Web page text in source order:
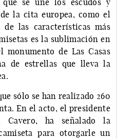
la cita europea, como el
las características más
es la sublimación en
de Las Casas
de estrellas que lleva la
sólo se han realizado 260
En el acto, el presidente
Cavero, ha señalado la
para otorgarle un